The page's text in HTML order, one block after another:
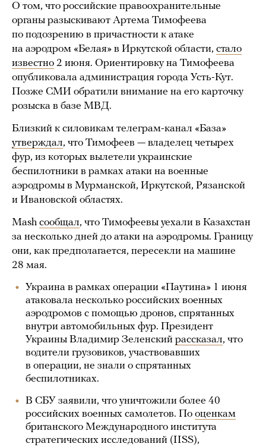
О том, что российские правоохранительные
органы разыскивают Артема Тимофеева
по подозрению в причастности к атаке
на аэродром «Белая» в Иркутской области, стало
известно 2 июня. Ориентировку на Тимофеева
опубликовала администрация города Усть-Кут.
Позже СМИ обратили внимание на его карточку
розыска в базе МВД.
Близкий к силовикам телеграм-канал «База»
утверждал, что Тимофеев — владелец четырех
фур, из которых вылетели украинские
беспилотники в рамках атаки на военные
аэродромы в Мурманской, Иркутской, Рязанской
и Ивановской областях.
Mash сообщал, что Тимофеевы уехали в Казахстан
за несколько дней до атаки на аэродромы. Границу
они, как предполагается, пересекли на машине
28 мая.
Украина в рамках операции «Паутина» 1 июня
атаковала несколько российских военных
аэродромов с помощью дронов, спрятанных
внутри автомобильных фур. Президент
Украины Владимир Зеленский рассказал, что
водители грузовиков, участвовавших
в операции, не знали о спрятанных
беспилотниках.
В СБУ заявили, что уничтожили более 40
российских военных самолетов. По оценкам
британского Международного института
стратегических исследований (IISS),